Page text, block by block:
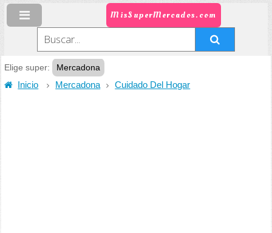
MisSuperMercados.com
Elige super:
Mercadona
Inicio
Mercadona Cuidado Del Hogar